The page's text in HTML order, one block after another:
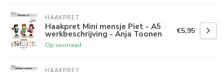
HAAKPRET
Haakpret Mini mensje Piet - A5
werkbeschrijving - Anja Toonen
Op voorraad
€5,95